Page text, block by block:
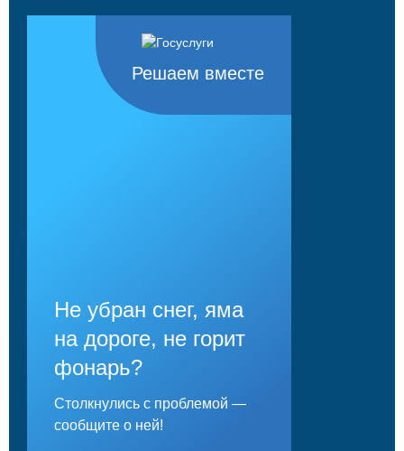
Решаем вместе
Не убран снег, яма
на дороге, не горит
фонарь?
Столкнулись с проблемой —
сообщите о ней!